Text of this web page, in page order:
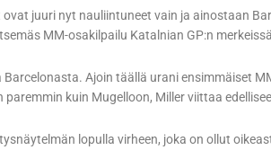
juuri nyt nauliintuneet vain ja ainostaan
MM-osakilpailu Katalnian GP:n
Ajoin täällä urani ensimmäiset
kuin Mugelloon, Miller viittaa
lopulla virheen, joka on ollut